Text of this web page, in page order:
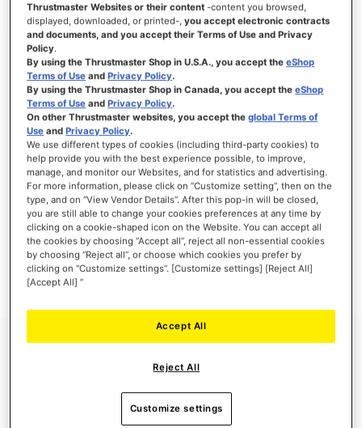
INICIAR SESSÃO
Esqueceu-se da Palavra-passe?
NOVOS CLIENTES
Criar uma conta online tem muitas vantagens: finalizar as encomendas mais
rapidamente, gravar mais que uma morada, seguir o estado das suas encomendas e
muito mais.
CRIAR UMA CONTA
Thrustmaster Websites or their content -content you browsed,
displayed, downloaded, or printed-,you accept electronic contracts
and documents, and you accept their Terms of Use and Privacy
Policy.
By using the Thrustmaster Shop in U.S.A., you accept theeShop
Terms of Use andPrivacy Policy.
By using the Thrustmaster Shop in Canada, you accept theeShop
Terms of Use andPrivacy Policy.
On other Thrustmaster websites, you accept theglobal Terms of
Use andPrivacy Policy.
We use different types of cookies (including third-party cookies) to
help provide you with the best experience possible, to improve,
manage, and monitor our Websites, and for statistics and advertising.
For more information, please click on “Customize setting”, then on the
type, and on “View Vendor Details”. After this pop-in will be closed,
you are still able to change your cookies preferences at any time by
clicking on a cookie-shaped icon on the Website. You can accept all
the cookies by choosing “Accept all”, reject all non-essential cookies
by choosing “Reject all”, or choose which cookies you prefer by
clicking on “Customize settings”. [Customize settings] [Reject All]
[Accept All] ”
Reject All
Accept All
Customize settings